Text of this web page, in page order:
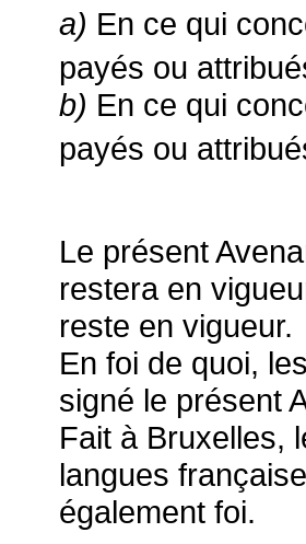
a) En ce qui
payés ou
b) En ce qui
payés ou
Le présent
restera en
reste en vigueur.
En foi de quoi,
signé le présent
Fait à Bruxelles,
langues
également foi.